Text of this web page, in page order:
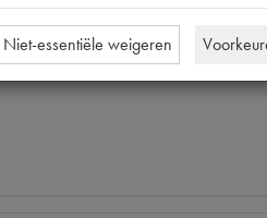
Niet-essentiële weigeren